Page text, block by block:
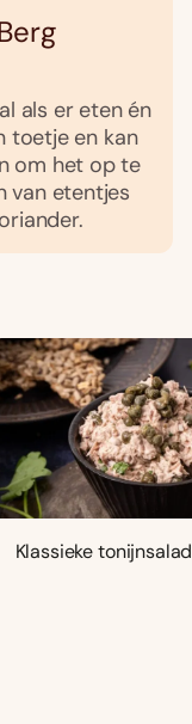
als er eten én
toetje en kan
om het op te
van etentjes
Klassieke